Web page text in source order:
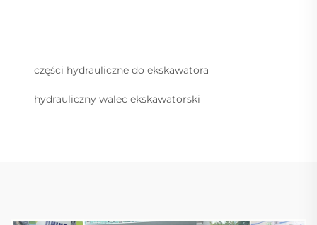
części hydrauliczne do ekskawatora
hydrauliczny walec ekskawatorski